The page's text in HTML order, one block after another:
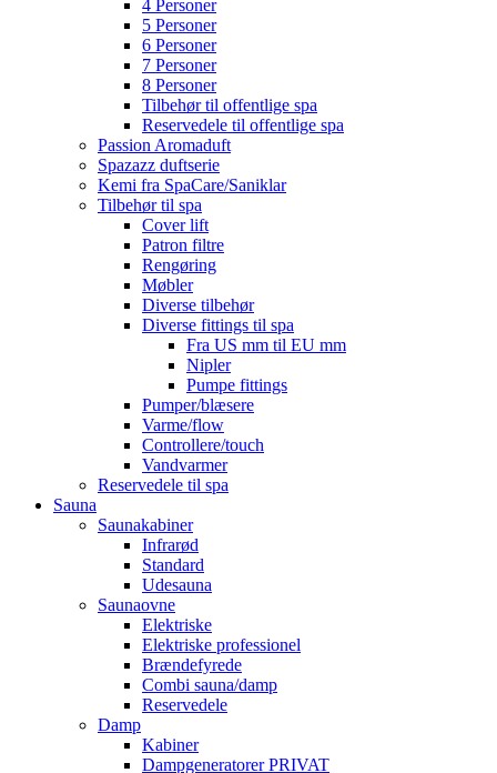
4 Personer
5 Personer
6 Personer
7 Personer
8 Personer
Tilbehør til offentlige spa
Reservedele til offentlige spa
Passion Aromaduft
Spazazz duftserie
Kemi fra SpaCare/Saniklar
Tilbehør til spa
Cover lift
Patron filtre
Rengøring
Møbler
Diverse tilbehør
Diverse fittings til spa
Fra US mm til EU mm
Nipler
Pumpe fittings
Pumper/blæsere
Varme/flow
Controllere/touch
Vandvarmer
Reservedele til spa
Sauna
Saunakabiner
Infrarød
Standard
Udesauna
Saunaovne
Elektriske
Elektriske professionel
Brændefyrede
Combi sauna/damp
Reservedele
Damp
Kabiner
Dampgeneratorer PRIVAT